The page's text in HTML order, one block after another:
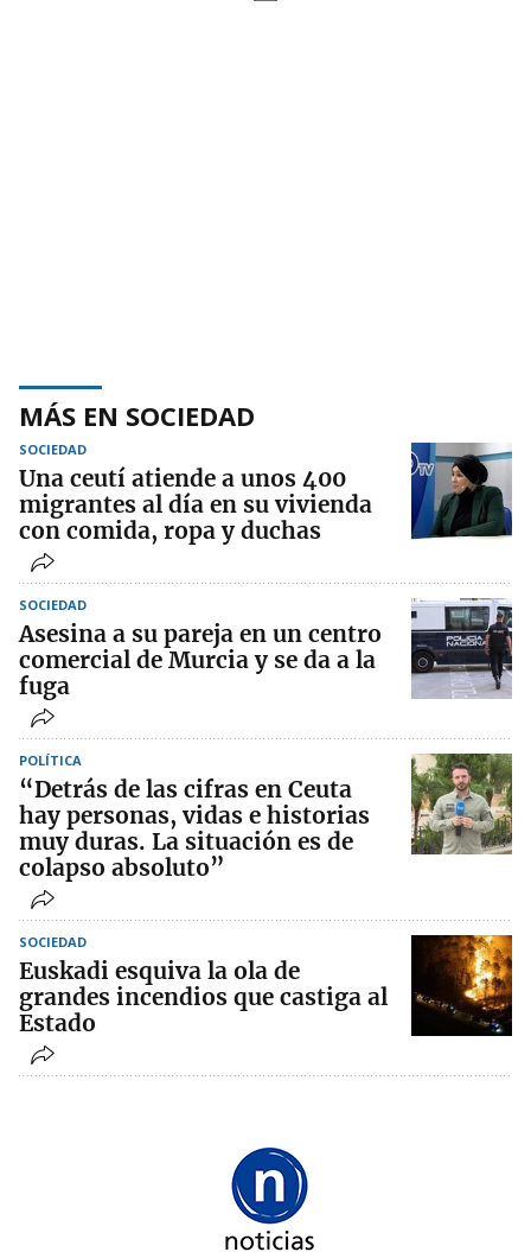
MÁS EN SOCIEDAD
SOCIEDAD
Una ceutí atiende a unos 400
migrantes al día en su vivienda
con comida, ropa y duchas
SOCIEDAD
Asesina a su pareja en un centro
comercial de Murcia y se da a la
fuga
POLÍTICA
“Detrás de las cifras en Ceuta
hay personas, vidas e historias
muy duras. La situación es de
colapso absoluto”
SOCIEDAD
Euskadi esquiva la ola de
grandes incendios que castiga al
Estado